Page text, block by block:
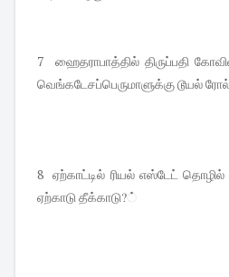
7 ஹைதராபாத்தில் திருப்பதி
வெங்கடேசப்பெருமாளுக்கு டூயல்
8 ஏற்காட்டில் ரியல் எஸ்டேட் தொழில்
ஏற்காடு தீக்காடு?்